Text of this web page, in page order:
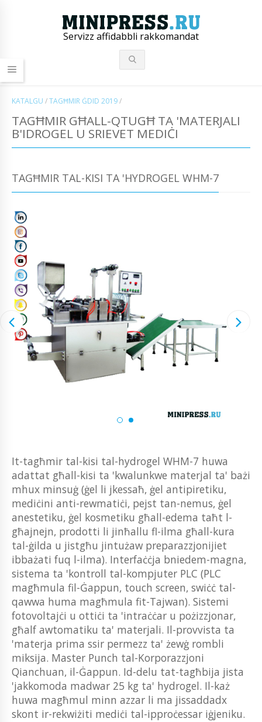
Servizz affidabbli rakkomandat
KATALGU /TAGĦMIR ĠDID 2019/
TAGĦMIR GĦALL-QTUGĦ TA 'MATERJALI
B'IDROGEL U SRIEVET MEDIĊI
TAGĦMIR TAL-KISI TA 'HYDROGEL WHM-7
It-tagħmir tal-kisi tal-hydrogel WHM-7 huwa
adattat għall-kisi ta 'kwalunkwe materjal ta' bażi
mhux minsuġ (ġel li jkessaħ, ġel antipiretiku,
mediċini anti-rewmatiċi, pejst tan-nemus, ġel
anestetiku, ġel kosmetiku għall-edema taħt l-
għajnejn, prodotti li jinħallu fl-ilma għall-kura
tal-ġilda u jistgħu jintużaw preparazzjonijiet
ibbażati fuq l-ilma). Interfaċċja bniedem-magna,
sistema ta 'kontroll tal-kompjuter PLC (PLC
magħmula fil-Ġappun, touch screen, swiċċ tal-
qawwa huma magħmula fit-Tajwan). Sistemi
fotovoltajċi u ottiċi ta 'intraċċar u pożizzjonar,
għalf awtomatiku ta' materjali. Il-provvista ta
'materja prima ssir permezz ta' żewġ rombli
miksija. Master Punch tal-Korporazzjoni
Qianchuan, il-Ġappun. Id-delu tat-tagħbija jista
'jakkomoda madwar 25 kg ta' hydrogel. Il-każ
huwa magħmul minn azzar li ma jissaddadx
skont ir-rekwiżiti mediċi tal-ipproċessar iġjeniku.